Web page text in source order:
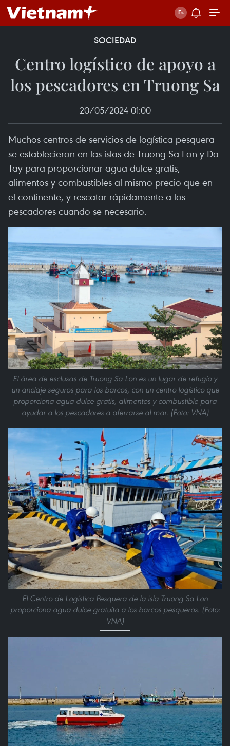
SOCIEDAD
Centro logístico de apoyo a
los pescadores en Truong Sa
20/05/2024 01:00
Muchos centros de servicios de logística pesquera
se establecieron en las islas de Truong Sa Lon y Da
Tay para proporcionar agua dulce gratis,
alimentos y combustibles al mismo precio que en
el continente, y rescatar rápidamente a los
pescadores cuando se necesario.
El área de esclusas de Truong Sa Lon es un lugar de refugio y
un anclaje seguros para los barcos, con un centro logístico que
proporciona agua dulce gratis, alimentos y combustible para
ayudar a los pescadores a aferrarse al mar. (Foto: VNA)
El Centro de Logística Pesquera de la isla Truong Sa Lon
proporciona agua dulce gratuita a los barcos pesqueros. (Foto:
VNA)